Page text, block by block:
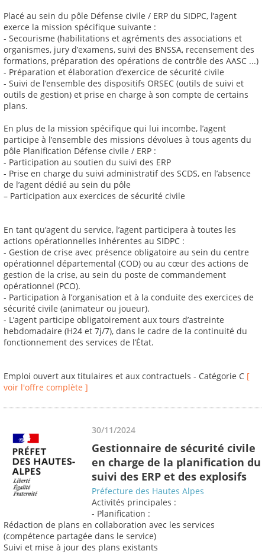
Placé au sein du pôle Défense civile / ERP du SIDPC, l’agent
exerce la mission spécifique suivante :
- Secourisme (habilitations et agréments des associations et
organismes, jury d’examens, suivi des BNSSA, recensement des
formations, préparation des opérations de contrôle des AASC ...)
- Préparation et élaboration d’exercice de sécurité civile
- Suivi de l’ensemble des dispositifs ORSEC (outils de suivi et
outils de gestion) et prise en charge à son compte de certains
plans.
En plus de la mission spécifique qui lui incombe, l’agent
participe à l’ensemble des missions dévolues à tous agents du
pôle Planification Défense civile / ERP :
- Participation au soutien du suivi des ERP
- Prise en charge du suivi administratif des SCDS, en l’absence
de l’agent dédié au sein du pôle
– Participation aux exercices de sécurité civile
En tant qu’agent du service, l’agent participera à toutes les
actions opérationnelles inhérentes au SIDPC :
- Gestion de crise avec présence obligatoire au sein du centre
opérationnel départemental (COD) ou au cœur des actions de
gestion de la crise, au sein du poste de commandement
opérationnel (PCO).
- Participation à l’organisation et à la conduite des exercices de
sécurité civile (animateur ou joueur).
- L’agent participe obligatoirement aux tours d’astreinte
hebdomadaire (H24 et 7j/7), dans le cadre de la continuité du
fonctionnement des services de l’État.
Emploi ouvert aux titulaires et aux contractuels - Catégorie C [
voir l'offre complète ]
30/11/2024
Gestionnaire de sécurité civile
en charge de la planification du
suivi des ERP et des explosifs
Préfecture des Hautes Alpes
Activités principales :
- Planification :
Rédaction de plans en collaboration avec les services
(compétence partagée dans le service)
Suivi et mise à jour des plans existants